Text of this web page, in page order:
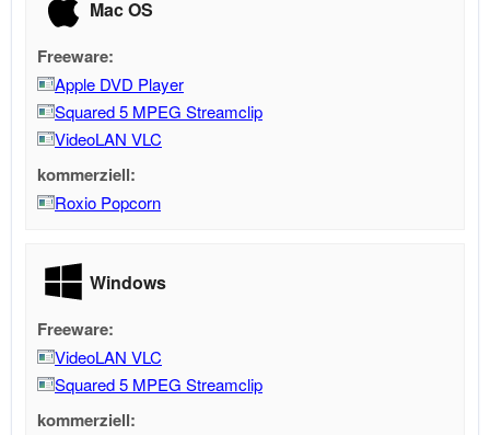
Mac OS
Freeware:
Apple DVD Player
Squared 5 MPEG Streamclip
VideoLAN VLC
kommerziell:
Roxio Popcorn
Windows
Freeware:
VideoLAN VLC
Squared 5 MPEG Streamclip
kommerziell: